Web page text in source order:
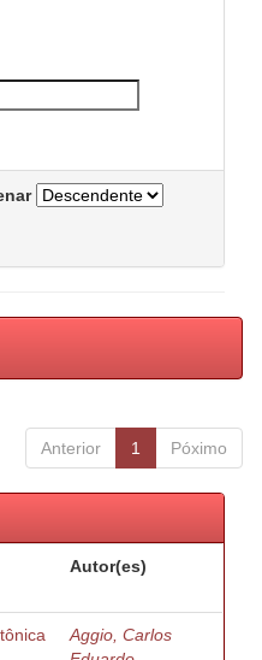
Anterior 1 Póximo
Autor(es)
Aggio, Carlos